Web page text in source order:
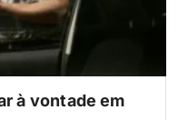
à vontade em